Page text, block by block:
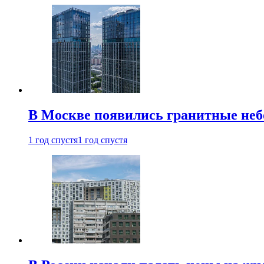
В Москве появились гранитные
1 год спустя1 год спустя